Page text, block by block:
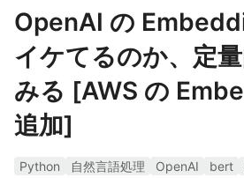
OpenAI の
イケてるのか、定
みる [AWS の
追加]
Python 自然言語処理 OpenAI bert